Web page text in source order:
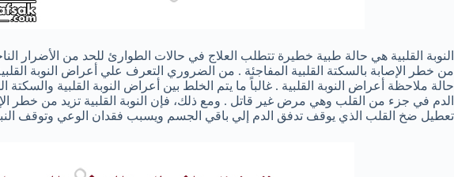
النوبة القلبية هي حالة طبية خطيرة تتطلب العلاج في حالات الطوارئ للحد من الأضرار
من خطر الإصابة بالسكتة القلبية المفاجئة . من الضروري التعرف علي أعراض النوبة
حالة ملاحظة أعراض النوبة القلبية . غالباً ما يتم الخلط بين أعراض النوبة القلبية والسكتة
الدم في جزء من القلب وهي مرض غير قاتل . ومع ذلك، فإن النوبة القلبية تزيد من خطر
تعطيل ضخ القلب الذي يوقف تدفق الدم إلي باقي الجسم ويسبب فقدان الوعي وتوقف